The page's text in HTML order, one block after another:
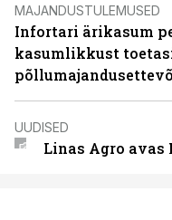
MAJANDUSTULEMUSED
Infortari ärikasum
kasumlikkust
UUDISED
Linas Agro